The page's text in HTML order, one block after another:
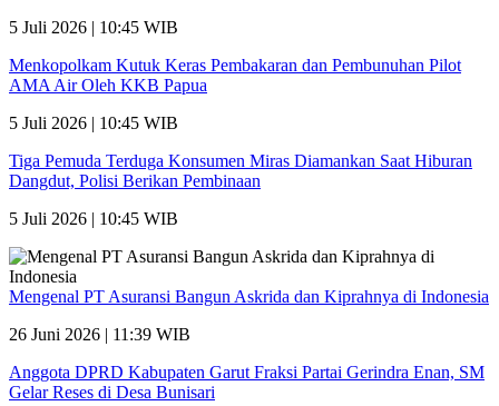
5 Juli 2026 | 10:45 WIB
Menkopolkam Kutuk Keras Pembakaran dan Pembunuhan Pilot
AMA Air Oleh KKB Papua
5 Juli 2026 | 10:45 WIB
Tiga Pemuda Terduga Konsumen Miras Diamankan Saat Hiburan
Dangdut, Polisi Berikan Pembinaan
5 Juli 2026 | 10:45 WIB
Mengenal PT Asuransi Bangun Askrida dan Kiprahnya di Indonesia
26 Juni 2026 | 11:39 WIB
Anggota DPRD Kabupaten Garut Fraksi Partai Gerindra Enan, SM
Gelar Reses di Desa Bunisari